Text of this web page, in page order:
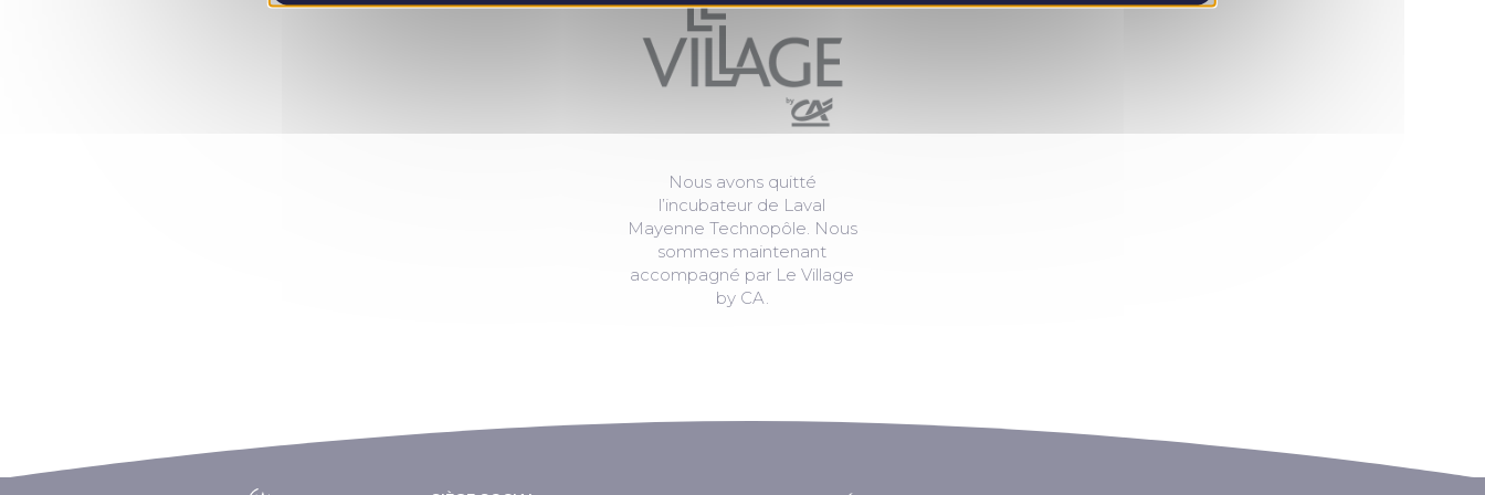
Nous avons quitté
l’incubateur de Laval
Mayenne Technopôle. Nous
sommes maintenant
accompagné par Le Village
by CA.